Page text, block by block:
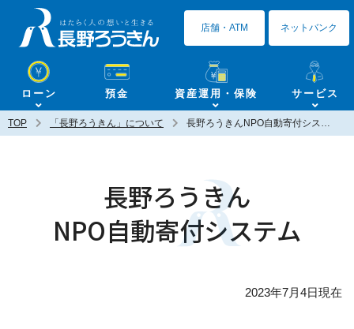
ローン 預金 資産運用・保険 サービス
店舗・ATM ネットバンク
TOP 「長野ろうきん」について 長野ろうきんNPO自動寄付システム
長野ろうきん
NPO自動寄付システム
2023年7月4日現在